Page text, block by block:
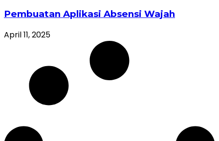
Pembuatan Aplikasi Absensi Wajah
April 11, 2025